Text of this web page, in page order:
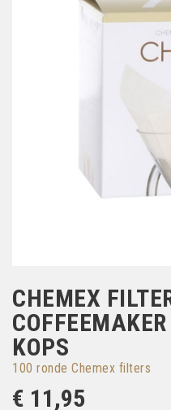
CHEMEX
KOPS
100 ronde Chemex filters
€ 11,95